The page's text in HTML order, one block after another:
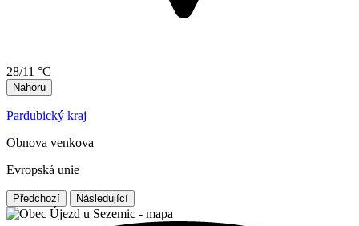
28/11 °C
Nahoru
Pardubický kraj
Obnova venkova
Evropská unie
Předchozí Následující